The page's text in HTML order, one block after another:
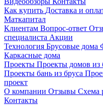
Как купить Доставка и
Маткапитал
Клиентам Вопрос-ответ
специалиста Акции
Технология Брусовые дома
Каркасные дома
Проекты Проекты домов из
Проекты бань из бруса
проект
О компании Отзывы Схема
Контакты